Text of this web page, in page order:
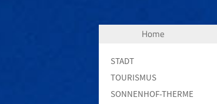
Home
STADT
TOURISMUS
SONNENHOF-THERME